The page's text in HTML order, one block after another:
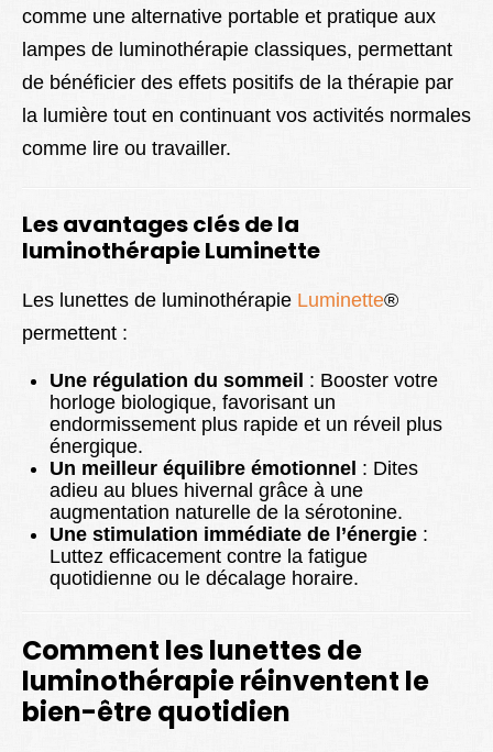
comme une alternative portable et pratique aux
lampes de luminothérapie classiques, permettant
de bénéficier des effets positifs de la thérapie par
la lumière tout en continuant vos activités normales
comme lire ou travailler.
Les avantages clés de la
luminothérapie Luminette
Les lunettes de luminothérapie Luminette®
permettent :
Une régulation du sommeil : Booster votre
horloge biologique, favorisant un
endormissement plus rapide et un réveil plus
énergique.
Un meilleur équilibre émotionnel : Dites
adieu au blues hivernal grâce à une
augmentation naturelle de la sérotonine.
Une stimulation immédiate de l’énergie :
Luttez efficacement contre la fatigue
quotidienne ou le décalage horaire.
Comment les lunettes de
luminothérapie réinventent le
bien-être quotidien